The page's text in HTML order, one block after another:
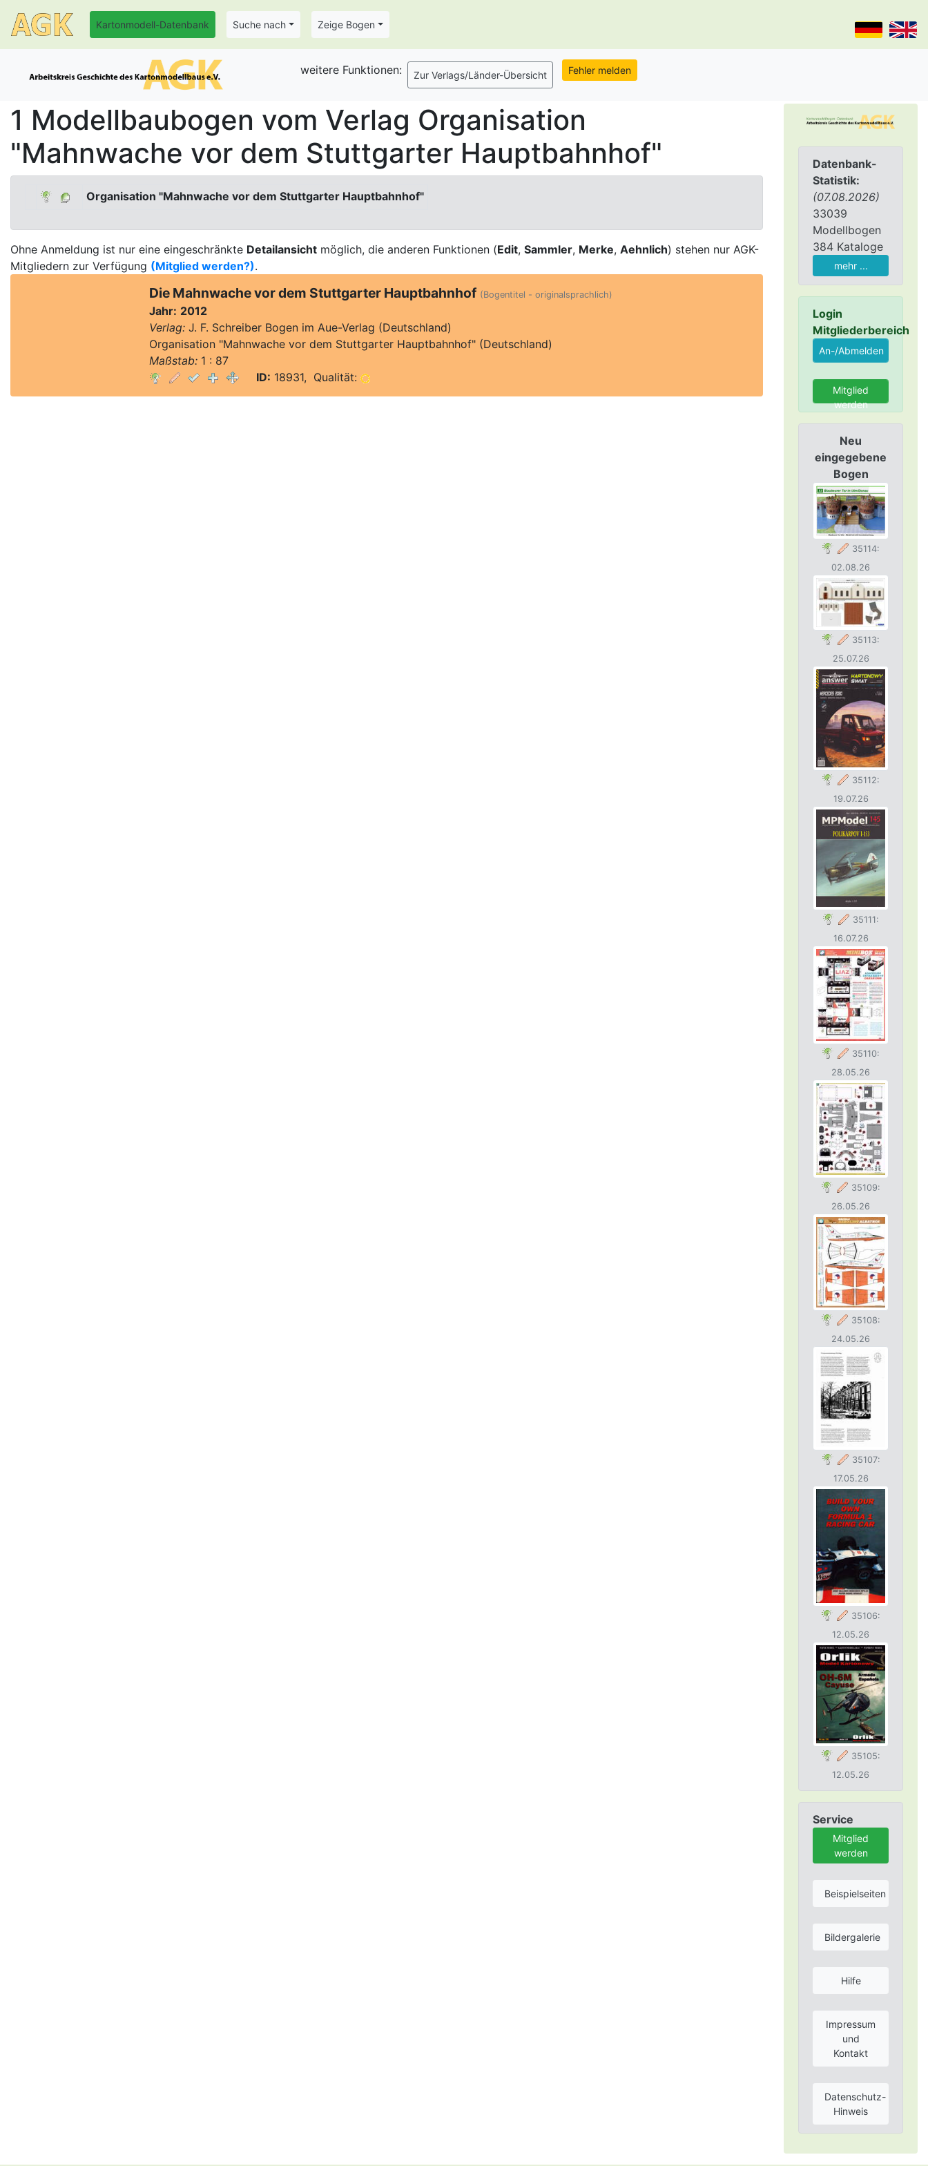
Kartonmodell-Datenbank Suche nach Zeige Bogen
Datenbank-
Statistik:
(07.08.2026)
33039
Modellbogen
384 Kataloge
mehr ...
Login
Mitgliederbereich
Mitglied
werden
Neu
eingegebene
Bogen
35114:
02.08.26
35113:
25.07.26
35112:
19.07.26
35111:
16.07.26
35110:
28.05.26
35109:
26.05.26
35108:
24.05.26
35107:
17.05.26
35106:
12.05.26
35105:
12.05.26
Service
Mitglied
werden
Beispielseiten
Bildergalerie
Hilfe
Impressum
und
Kontakt
Datenschutz-
Hinweis
weitere Funktionen:
1 Modellbaubogen vom Verlag Organisation
"Mahnwache vor dem Stuttgarter Hauptbahnhof"
Organisation "Mahnwache vor dem Stuttgarter Hauptbahnhof"
Ohne Anmeldung ist nur eine eingeschränkte Detailansicht möglich, die anderen Funktionen (Edit, Sammler, Merke, Aehnlich) stehen nur AGK-
Mitgliedern zur Verfügung (Mitglied werden?).
Die Mahnwache vor dem Stuttgarter Hauptbahnhof (Bogentitel - originalsprachlich)
Jahr: 2012
Verlag:J. F. Schreiber Bogen im Aue-Verlag (Deutschland)
Organisation "Mahnwache vor dem Stuttgarter Hauptbahnhof" (Deutschland)
Maßstab:1 : 87
ID: 18931, Qualität: